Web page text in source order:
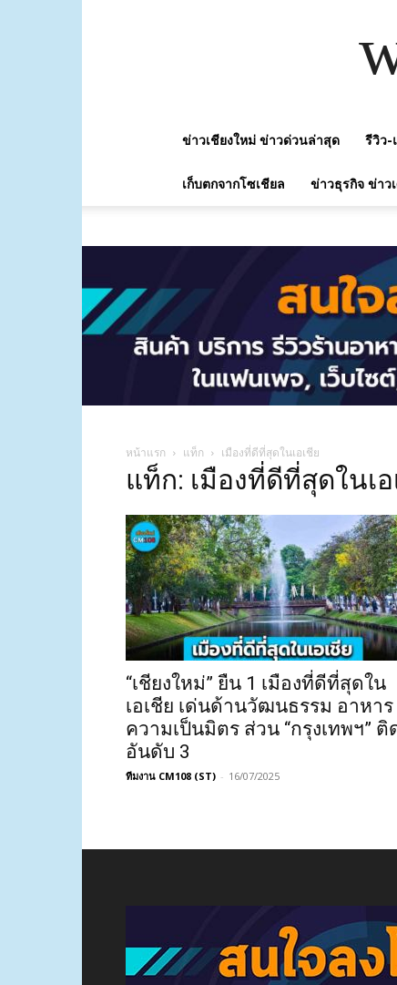
ข่าวเชียงใหม่ ข่าวด่วนล่าสุด รีวิว-
เก็บตกจากโซเชียล ข่าวธุรกิจ ข่าว
หน้าแรก แท็ก เมืองที่ดีที่สุดในเอเชีย
แท็ก: เมืองที่ดีที่สุดในเอ
“เชียงใหม่” ยืน 1 เมืองที่ดีที่สุดใน
เอเชีย เด่นด้านวัฒนธรรม อาหาร
ความเป็นมิตร ส่วน “กรุงเทพฯ” ติ
อันดับ 3
ทีมงาน CM108 (ST) - 16/07/2025